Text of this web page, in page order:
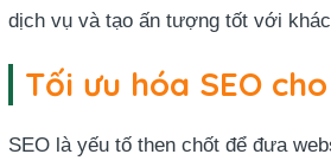
dịch vụ và tạo ấn tượng tốt với
Tối ưu hóa SEO
SEO là yếu tố then chốt để đưa